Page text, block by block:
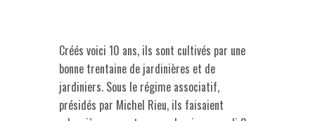
Créés voici 10 ans, ils sont cultivés par une
bonne trentaine de jardinières et de
jardiniers. Sous le régime associatif,
présidés par Michel Rieu, ils faisaient